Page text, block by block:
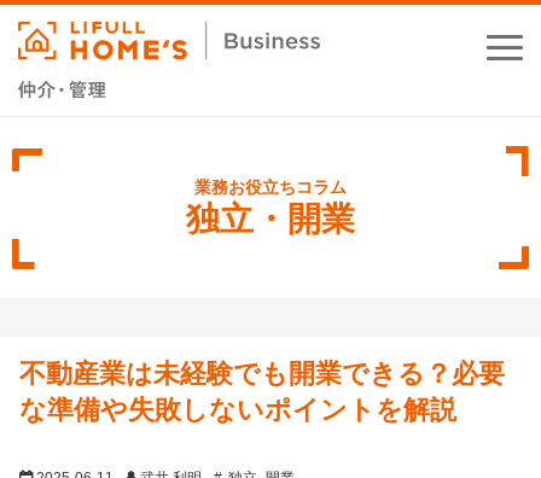
業務支援サービス
資料ダウンロード
独立・開業
不動産業は未経験でも開業できる？必要
な準備や失敗しないポイントを解説